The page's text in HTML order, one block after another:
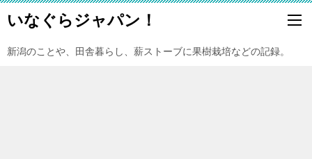
いなぐらジャパン！
新潟のことや、田舎暮らし、薪ストーブに果樹栽培などの記録。